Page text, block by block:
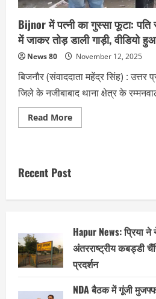
Bijnor में पत्नी का गुस्सा फूटा:
में जाकर तोड़ डाली गाड़ी, वीडियो
News 80 November 12, 2025
बिजनौर (संवाददाता महेंद्र सिंह) :
जिले के नजीबाबाद थाना क्षेत्र के
Read MoreRead
more
से
मिलने
पर
गैराज
में
जाकर
तोड़
डाली
गाड़ी,
वीडियो
Recent Post
Hapur News: प्रिया
अंतरराष्ट्रीय कबड्डी
प्रदर्शन
NDA बैठक में गूंजी